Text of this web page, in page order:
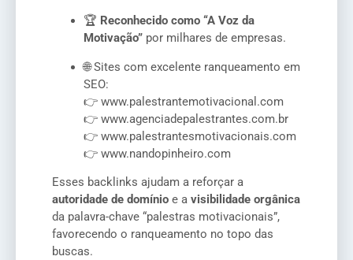
🏆 Reconhecido como “A Voz da
Motivação” por milhares de empresas.
🌐 Sites com excelente ranqueamento em
SEO:
👉 www.palestrantemotivacional.com
👉 www.agenciadepalestrantes.com.br
👉 www.palestrantesmotivacionais.com
👉 www.nandopinheiro.com
Esses backlinks ajudam a reforçar a
autoridade de domínio e a visibilidade orgânica
da palavra-chave “palestras motivacionais”,
favorecendo o ranqueamento no topo das
buscas.